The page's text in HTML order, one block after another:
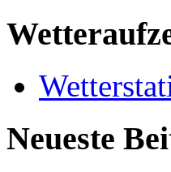
Neueste